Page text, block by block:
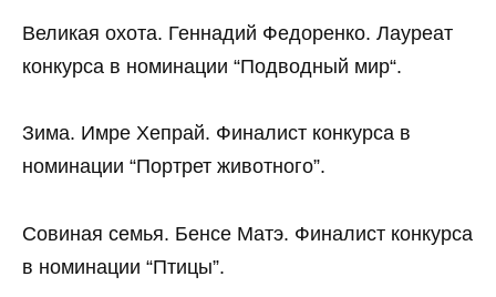
Великая охота. Геннадий Федоренко. Лауреат
конкурса в номинации “Подводный мир“.
Зима. Имре Хепрай. Финалист конкурса в
номинации “Портрет животного”.
Совиная семья. Бенсе Матэ. Финалист конкурса
в номинации “Птицы”.